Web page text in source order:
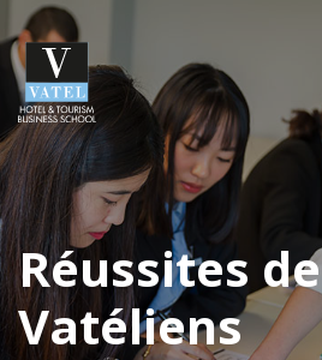
Réussites de
Vatéliens